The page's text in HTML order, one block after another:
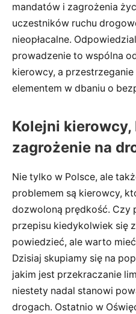
mandatów i zagrożenia
uczestników ruchu
nieopłacalne.
prowadzenie to wspólna
kierowcy, a
elementem w dbaniu o
Kolejni
zagrożenie na
Nie tylko w Polsce, ale
problemem są kierowcy,
dozwoloną prędkość. Czy
przepisu kiedykolwiek się
powiedzieć, ale warto
Dzisiaj skupiamy się na
jakim jest przekraczanie
niestety nadal stanowi
drogach. Ostatnio w